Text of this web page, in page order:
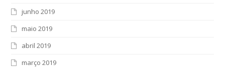
junho 2019
maio 2019
abril 2019
março 2019